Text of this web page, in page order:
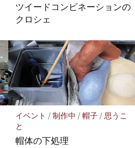
ツイードコンビネーションの
クロシェ
イベント /制作中 /帽子/思うこ
と
帽体の下処理